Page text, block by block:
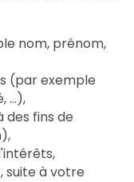
nom, prénom,
(par exemple
…),
fins de
suite à votre